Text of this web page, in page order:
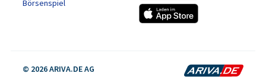
Börsenspiel
© 2026 ARIVA.DE AG